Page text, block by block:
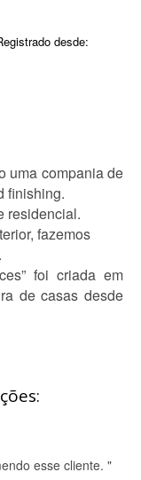
desde:
uma compania de
finishing.
residencial.
fazemos
foi criada em
de casas desde
esse cliente. "